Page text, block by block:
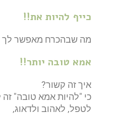
כייף להיות את!!
מה שבהכרח מאפשר לך
אמא טובה יותר!!
איך זה קשור?
כי "להיות אמא טובה"
לטפל, לאהוב ולדאוג,